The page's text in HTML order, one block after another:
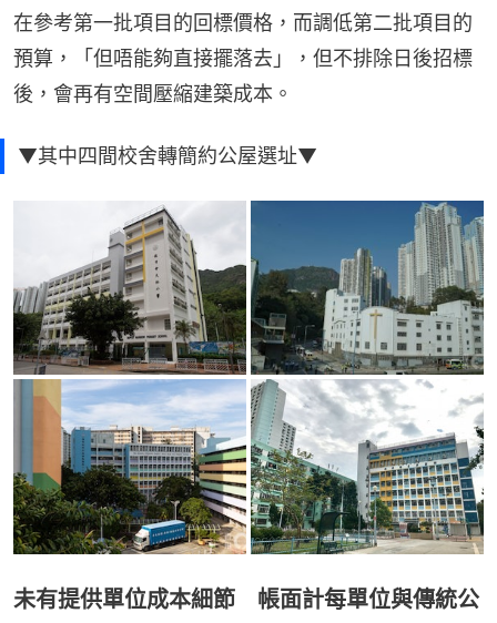
在參考第一批項目的回標價格，而調低第二批項目的
預算，「但唔能夠直接擺落去」，但不排除日後招標
後，會再有空間壓縮建築成本。
▼其中四間校舍轉簡約公屋選址▼
未有提供單位成本細節 帳面計每單位與傳統公